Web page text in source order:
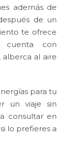
además de
de un
te ofrece
cuenta con
al aire
para tu
un viaje sin
consultar en
lo prefieres a